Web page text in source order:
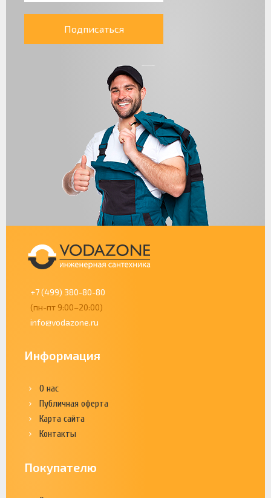
Подписаться
+7 (499) 380-80-80
(пн-пт 9:00–20:00)
info@vodazone.ru
Информация
О нас
Публичная оферта
Карта сайта
Контакты
Покупателю